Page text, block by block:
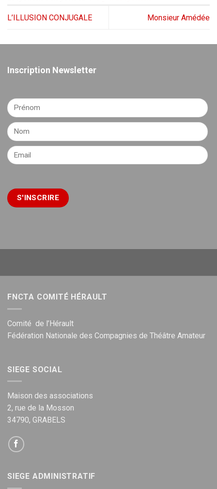
L’ILLUSION CONJUGALE Monsieur Amédée
Inscription Newsletter
FNCTA COMITÉ HÉRAULT
Comité de l’Hérault
Fédération Nationale des Compagnies de Théâtre Amateur
SIEGE SOCIAL
Maison des associations
2, rue de la Mosson
34790, GRABELS
SIEGE ADMINISTRATIF